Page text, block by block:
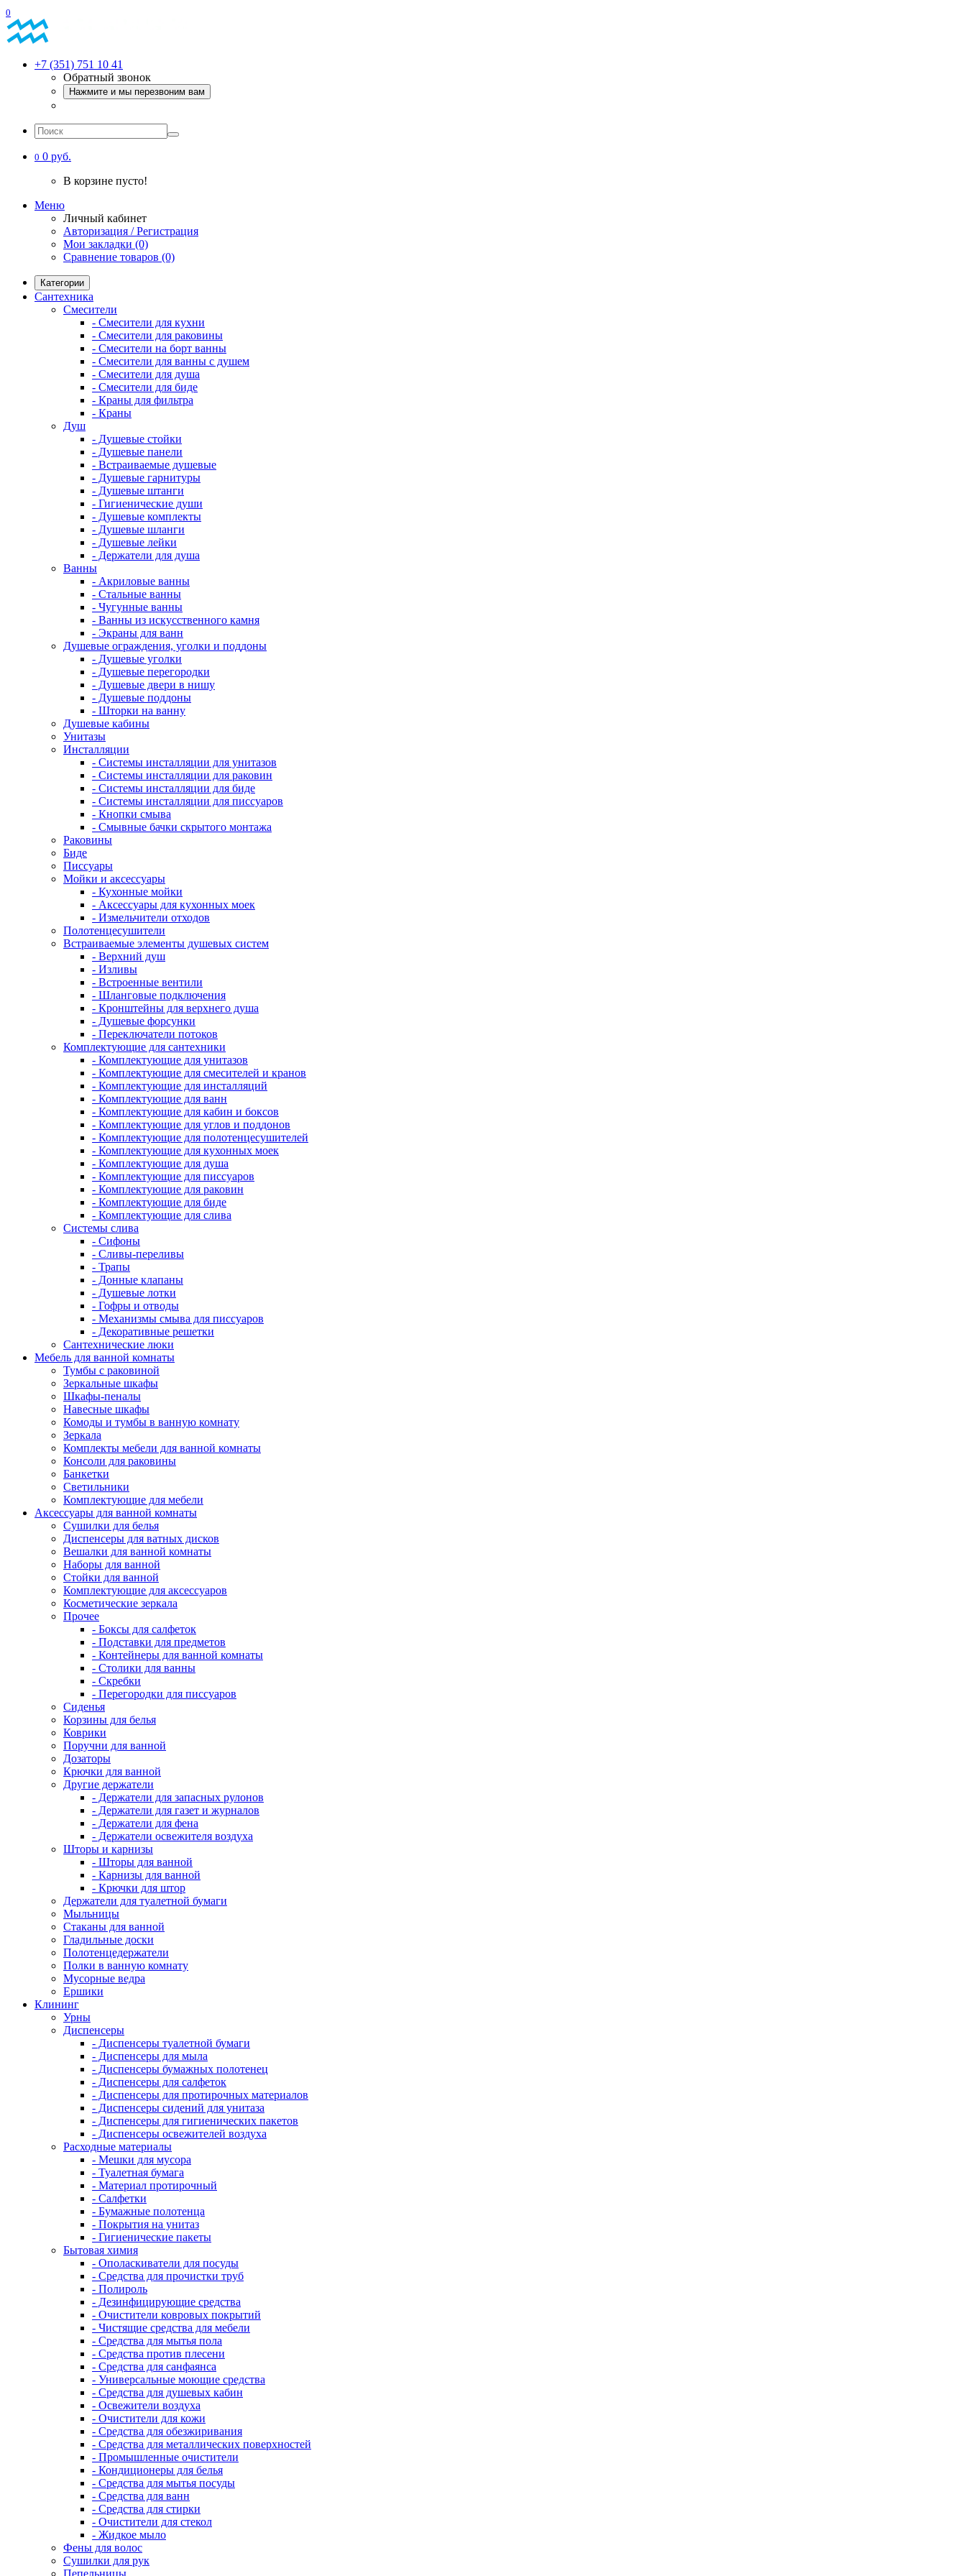
0
+7 (351) 751 10 41
Обратный звонок
Нажмите и мы перезвоним вам
0 0 руб.
В корзине пусто!
Меню
Личный кабинет
Авторизация / Регистрация
Мои закладки (0)
Сравнение товаров (0)
Категории
Сантехника
Смесители
- Смесители для кухни
- Смесители для раковины
- Смесители на борт ванны
- Смесители для ванны с душем
- Смесители для душа
- Смесители для биде
- Краны для фильтра
- Краны
Душ
- Душевые стойки
- Душевые панели
- Встраиваемые душевые
- Душевые гарнитуры
- Душевые штанги
- Гигиенические души
- Душевые комплекты
- Душевые шланги
- Душевые лейки
- Держатели для душа
Ванны
- Акриловые ванны
- Стальные ванны
- Чугунные ванны
- Ванны из искусственного камня
- Экраны для ванн
Душевые ограждения, уголки и поддоны
- Душевые уголки
- Душевые перегородки
- Душевые двери в нишу
- Душевые поддоны
- Шторки на ванну
Душевые кабины
Унитазы
Инсталляции
- Системы инсталляции для унитазов
- Системы инсталляции для раковин
- Системы инсталляции для биде
- Системы инсталляции для писсуаров
- Кнопки смыва
- Смывные бачки скрытого монтажа
Раковины
Биде
Писсуары
Мойки и аксессуары
- Кухонные мойки
- Аксессуары для кухонных моек
- Измельчители отходов
Полотенцесушители
Встраиваемые элементы душевых систем
- Верхний душ
- Изливы
- Встроенные вентили
- Шланговые подключения
- Кронштейны для верхнего душа
- Душевые форсунки
- Переключатели потоков
Комплектующие для сантехники
- Комплектующие для унитазов
- Комплектующие для смесителей и кранов
- Комплектующие для инсталляций
- Комплектующие для ванн
- Комплектующие для кабин и боксов
- Комплектующие для углов и поддонов
- Комплектующие для полотенцесушителей
- Комплектующие для кухонных моек
- Комплектующие для душа
- Комплектующие для писсуаров
- Комплектующие для раковин
- Комплектующие для биде
- Комплектующие для слива
Системы слива
- Сифоны
- Сливы-переливы
- Трапы
- Донные клапаны
- Душевые лотки
- Гофры и отводы
- Механизмы смыва для писсуаров
- Декоративные решетки
Сантехнические люки
Мебель для ванной комнаты
Тумбы с раковиной
Зеркальные шкафы
Шкафы-пеналы
Навесные шкафы
Комоды и тумбы в ванную комнату
Зеркала
Комплекты мебели для ванной комнаты
Консоли для раковины
Банкетки
Светильники
Комплектующие для мебели
Аксессуары для ванной комнаты
Сушилки для белья
Диспенсеры для ватных дисков
Вешалки для ванной комнаты
Наборы для ванной
Стойки для ванной
Комплектующие для аксессуаров
Косметические зеркала
Прочее
- Боксы для салфеток
- Подставки для предметов
- Контейнеры для ванной комнаты
- Столики для ванны
- Скребки
- Перегородки для писсуаров
Сиденья
Корзины для белья
Коврики
Поручни для ванной
Дозаторы
Крючки для ванной
Другие держатели
- Держатели для запасных рулонов
- Держатели для газет и журналов
- Держатели для фена
- Держатели освежителя воздуха
Шторы и карнизы
- Шторы для ванной
- Карнизы для ванной
- Крючки для штор
Держатели для туалетной бумаги
Мыльницы
Стаканы для ванной
Гладильные доски
Полотенцедержатели
Полки в ванную комнату
Мусорные ведра
Ершики
Клининг
Урны
Диспенсеры
- Диспенсеры туалетной бумаги
- Диспенсеры для мыла
- Диспенсеры бумажных полотенец
- Диспенсеры для салфеток
- Диспенсеры для протирочных материалов
- Диспенсеры сидений для унитаза
- Диспенсеры для гигиенических пакетов
- Диспенсеры освежителей воздуха
Расходные материалы
- Мешки для мусора
- Туалетная бумага
- Материал протирочный
- Салфетки
- Бумажные полотенца
- Покрытия на унитаз
- Гигиенические пакеты
Бытовая химия
- Ополаскиватели для посуды
- Средства для прочистки труб
- Полироль
- Дезинфицирующие средства
- Очистители ковровых покрытий
- Чистящие средства для мебели
- Средства для мытья пола
- Средства против плесени
- Средства для санфаянса
- Универсальные моющие средства
- Средства для душевых кабин
- Освежители воздуха
- Очистители для кожи
- Средства для обезжиривания
- Средства для металлических поверхностей
- Промышленные очистители
- Кондиционеры для белья
- Средства для мытья посуды
- Средства для ванн
- Средства для стирки
- Очистители для стекол
- Жидкое мыло
Фены для волос
Сушилки для рук
Пепельницы